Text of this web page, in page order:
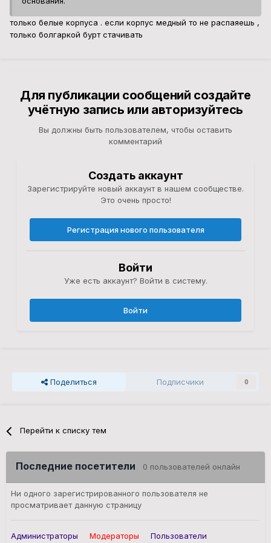
только белые корпуса . если корпус медный то не распаяешь ,
только болгаркой бурт стачивать
Для публикации сообщений создайте
учётную запись или авторизуйтесь
Вы должны быть пользователем, чтобы оставить
комментарий
Создать аккаунт
Зарегистрируйте новый аккаунт в нашем сообществе.
Это очень просто!
Регистрация нового пользователя
Войти
Уже есть аккаунт? Войти в систему.
Войти
Поделиться Подписчики 0
Перейти к списку тем
Последние посетители 0 пользователей онлайн
Ни одного зарегистрированного пользователя не
просматривает данную страницу
Администраторы Модераторы Пользователи